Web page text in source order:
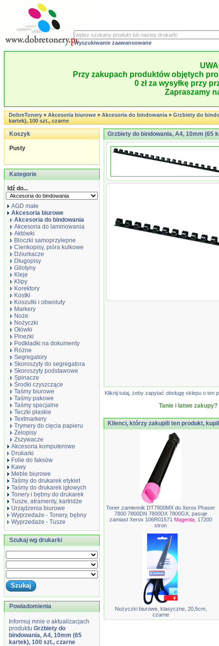
Wyszukiwanie zaawansowane
Przy zakupach produktów objętych
0 zł za wysyłkę przy
Zapraszamy
DobreTonery»Akcesoria biurowe»Akcesoria do bindowania»Grzbiety do
kartek), 100 szt., czarne
Koszyk
Pusty
Kategorie
Idź do...
AGD małe
Akcesoria biurowe
Akcesoria do bindowania
Akcesoria do laminowania
Aktówki
Bloczki samoprzylepne
Cienkopisy, pióra kulkowe
Dziurkacze
Długopisy
Gilotyny
Kleje
Klipy
Korektory
Kostki
Koszulki i obwoluty
Markery
Noże
Nożyczki
Ołówki
Pinezki
Podkładki na dokumenty
Różne
Segregatory
Skoroszyty do segregatora
Skoroszyty podstawowe
Spinacze
Środki czyszczące
Taśmy biurowe
Taśmy pakowe
Taśmy specjalne
Teczki płaskie
Textmarkery
Trymery do cięcia papieru
Żelopisy
Zszywacze
Akcesoria komputerowe
Drukarki
Folie do faksów
Kawy
Meble biurowe
Taśmy do drukarek etykiet
Taśmy do drukarek igłowych
Tonery i bębny do drukarek
Tusze, atramenty, kartridże
Urządzenia biurowe
Wyprzedaże - Tonery, bębny
Wyprzedaże - Tusze
Szukaj wg drukarki
Powiadomienia
Informuj mnie o aktualizacjach
produktu Grzbiety do
bindowania, A4, 10mm (65
kartek), 100 szt., czarne
Grzbiety do bindowania, A4, 10mm (65
Kliknij tutaj, żeby zapytać obsługę sklepu o
Tanie i łatwe
Klienci, którzy zakupili ten produkt,
Toner zamiennik DT7800MX do Xerox Phaser
7800 7800DN 7800DX 7800GX, pasuje
zamiast Xerox 106R01571 Magenta, 17200
stron
Nożyczki biurowe, klasyczne, 20,5cm,
czarne